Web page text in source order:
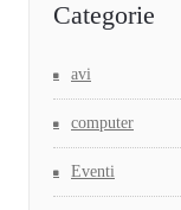
Categorie
avi
computer
Eventi